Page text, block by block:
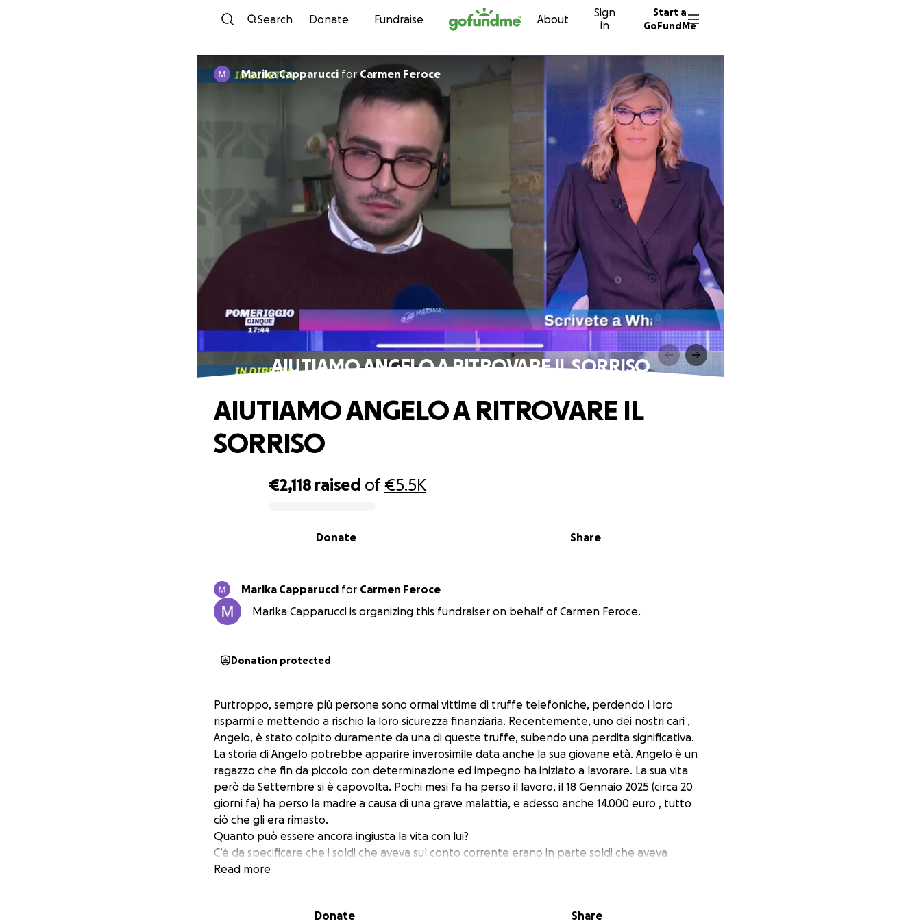
Skip to content
Search Donate Fundraise About
Sign
in
Start a
GoFundMe
Marika Capparucci forCarmen Feroce
AIUTIAMO ANGELO A RITROVARE IL SORRISO
€2,118 raised of€5.5K
Share
Donate
AIUTIAMO ANGELO A RITROVARE IL
SORRISO
Marika Capparucci for Carmen Feroce
Marika Capparucci is organizing this fundraiser on behalf of Carmen Feroce.
Donation protected
Purtroppo, sempre più persone sono ormai vittime di truffe telefoniche, perdendo i loro
risparmi e mettendo a rischio la loro sicurezza finanziaria. Recentemente, uno dei nostri cari ,
Angelo, è stato colpito duramente da una di queste truffe, subendo una perdita significativa.
La storia di Angelo potrebbe apparire inverosimile data anche la sua giovane età. Angelo è un
ragazzo che fin da piccolo con determinazione ed impegno ha iniziato a lavorare. La sua vita
però da Settembre si è capovolta. Pochi mesi fa ha perso il lavoro, il 18 Gennaio 2025 (circa 20
giorni fa) ha perso la madre a causa di una grave malattia, e adesso anche 14.000 euro , tutto
ciò che gli era rimasto.
Quanto può essere ancora ingiusta la vita con lui?
C’è da specificare che i soldi che aveva sul conto corrente erano in parte soldi che aveva
lasciato la madre per lui e la sorella, che poi dovevano dividere.
Ogni contributo, grande o piccolo, farà la differenza.
Read more
Donate Share